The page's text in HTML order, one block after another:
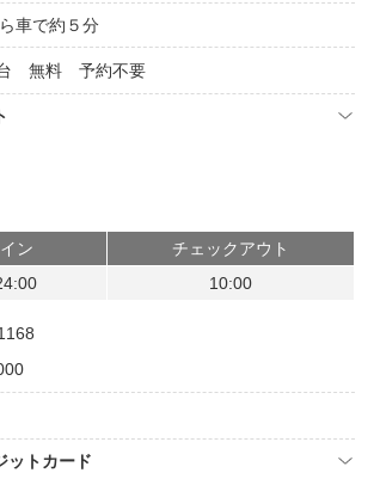
車で約５分
無料 予約不要
ン
チェックアウト
10:00
ットカード